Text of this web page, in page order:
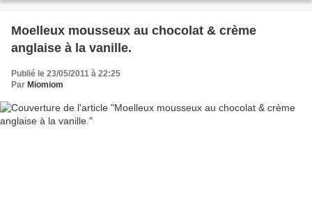
Moelleux mousseux au chocolat & crème
anglaise à la vanille.
Publié le 23/05/2011 à 22:25
Par Miomiom